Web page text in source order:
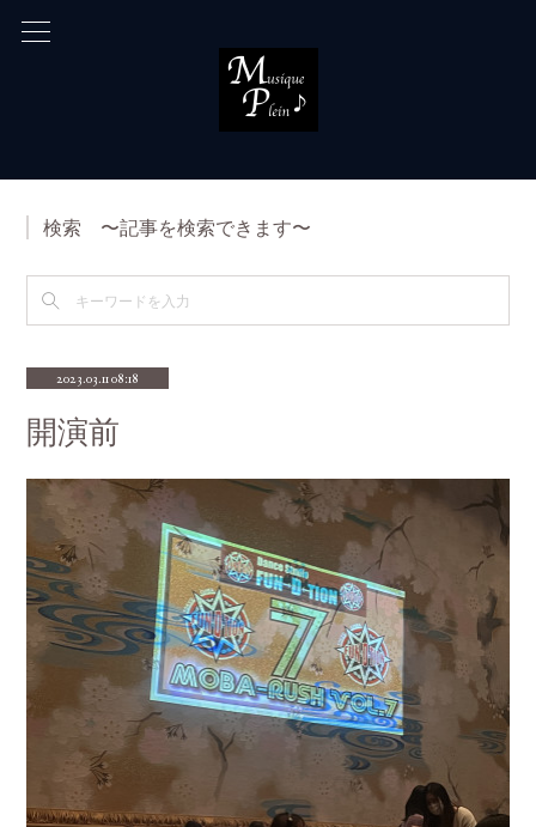
検索 〜記事を検索できます〜
2023.03.11 08:18
開演前